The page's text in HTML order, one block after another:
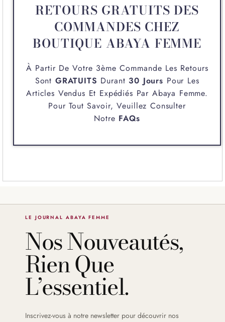
RETOURS GRATUITS DES
COMMANDES CHEZ
BOUTIQUE ABAYA FEMME
À Partir De Votre 3ème Commande Les Retours
Sont GRATUITS Durant 30 Jours Pour Les
Articles Vendus Et Expédiés Par Abaya Femme.
Pour Tout Savoir, Veuillez Consulter
Notre FAQs
LE JOURNAL ABAYA FEMME
Nos Nouveautés,
Rien Que
L’essentiel.
Inscrivez-vous à notre newsletter pour découvrir nos